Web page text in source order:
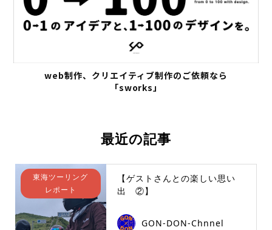
web制作、クリエイティブ制作のご依頼なら
「sworks」
最近の記事
東海ツーリング
レポート
【ゲストさんとの楽しい思い
出 ②】
GON-DON-Chnnel